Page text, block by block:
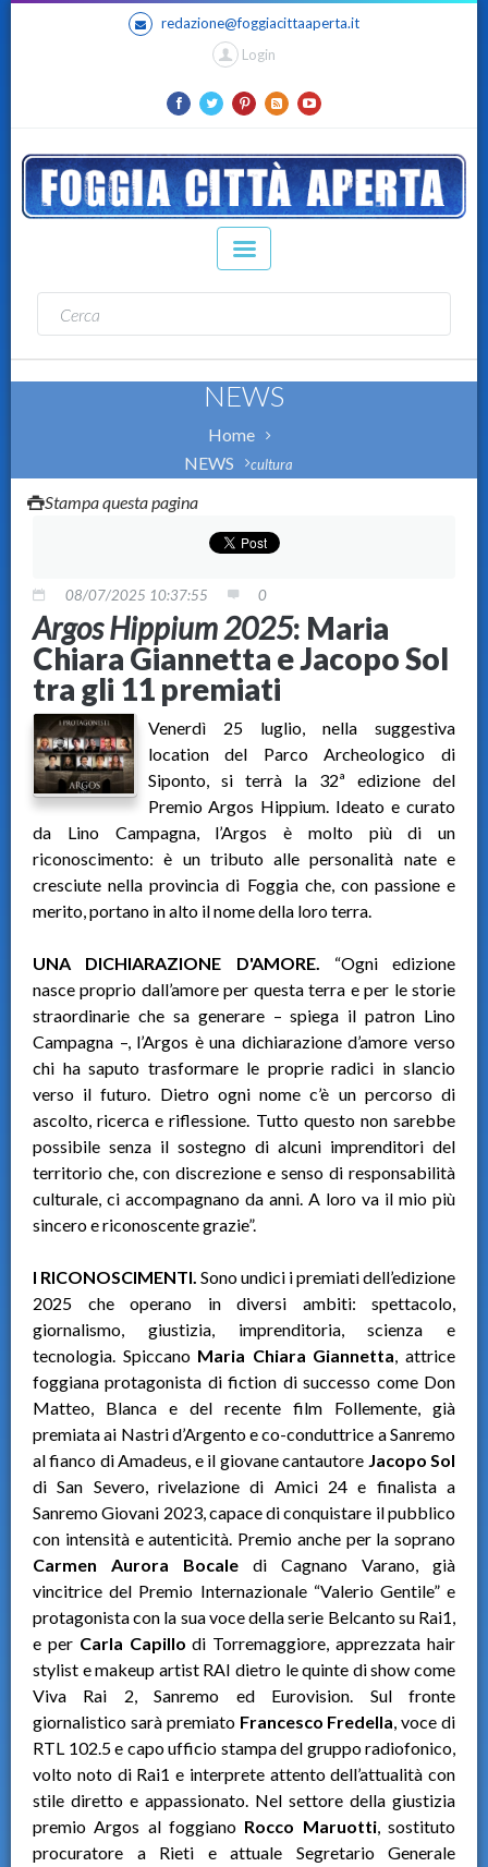
redazione@foggiacittaaperta.it
Login
NEWS
Home
NEWS
cultura
Stampa questa pagina
08/07/2025 10:37:55 0
Argos Hippium 2025: Maria
Chiara Giannetta e Jacopo Sol
tra gli 11 premiati
Venerdì 25 luglio, nella suggestiva
location del Parco Archeologico di
Siponto, si terrà la 32ª edizione del
Premio Argos Hippium. Ideato e curato
da Lino Campagna, l’Argos è molto più di un
riconoscimento: è un tributo alle personalità nate e
cresciute nella provincia di Foggia che, con passione e
merito, portano in alto il nome della loro terra.
UNA DICHIARAZIONE D'AMORE. “Ogni edizione
nasce proprio dall’amore per questa terra e per le storie
straordinarie che sa generare – spiega il patron Lino
Campagna –, l’Argos è una dichiarazione d’amore verso
chi ha saputo trasformare le proprie radici in slancio
verso il futuro. Dietro ogni nome c’è un percorso di
ascolto, ricerca e riflessione. Tutto questo non sarebbe
possibile senza il sostegno di alcuni imprenditori del
territorio che, con discrezione e senso di responsabilità
culturale, ci accompagnano da anni. A loro va il mio più
sincero e riconoscente grazie”.
I RICONOSCIMENTI. Sono undici i premiati dell’edizione
2025 che operano in diversi ambiti: spettacolo,
giornalismo, giustizia, imprenditoria, scienza e
tecnologia. Spiccano Maria Chiara Giannetta, attrice
foggiana protagonista di fiction di successo come Don
Matteo, Blanca e del recente film Follemente, già
premiata ai Nastri d’Argento e co-conduttrice a Sanremo
al fianco di Amadeus, e il giovane cantautore Jacopo Sol
di San Severo, rivelazione di Amici 24 e finalista a
Sanremo Giovani 2023, capace di conquistare il pubblico
con intensità e autenticità. Premio anche per la soprano
Carmen Aurora Bocale di Cagnano Varano, già
vincitrice del Premio Internazionale “Valerio Gentile” e
protagonista con la sua voce della serie Belcanto su Rai1,
e per Carla Capillo di Torremaggiore, apprezzata hair
stylist e makeup artist RAI dietro le quinte di show come
Viva Rai 2, Sanremo ed Eurovision. Sul fronte
giornalistico sarà premiato Francesco Fredella, voce di
RTL 102.5 e capo ufficio stampa del gruppo radiofonico,
volto noto di Rai1 e interprete attento dell’attualità con
stile diretto e appassionato. Nel settore della giustizia
premio Argos al foggiano Rocco Maruotti, sostituto
procuratore a Rieti e attuale Segretario Generale